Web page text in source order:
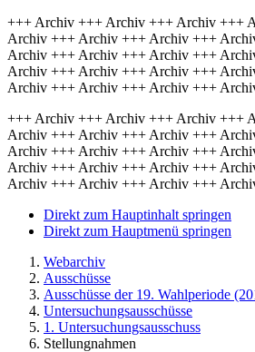
+++ Archiv +++ Archiv +++ Archiv +++
Archiv +++ Archiv +++ Archiv +++
Archiv +++ Archiv +++ Archiv +++
Archiv +++ Archiv +++ Archiv +++
Archiv +++ Archiv +++ Archiv +++
+++ Archiv +++ Archiv +++ Archiv +++
Archiv +++ Archiv +++ Archiv +++
Archiv +++ Archiv +++ Archiv +++
Archiv +++ Archiv +++ Archiv +++
Archiv +++ Archiv +++ Archiv +++
Direkt zum Hauptinhalt springen
Direkt zum Hauptmenü springen
Webarchiv
Ausschüsse
Ausschüsse der 19. Wahlperiode
Untersuchungsausschüsse
1. Untersuchungsausschuss
Stellungnahmen